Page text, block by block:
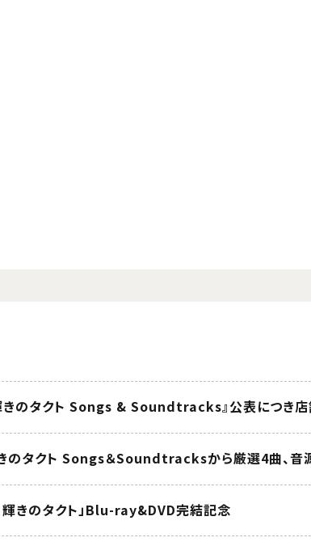
きのタクト Songs & Soundtracks』公表につき
のタクト Songs＆Soundtracksから厳選4曲、音
輝きのタクト」Blu-ray&DVD完結記念